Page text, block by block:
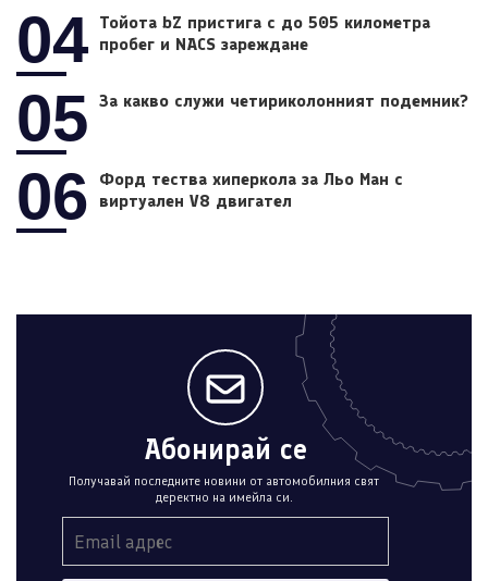
04 Тойота bZ пристига с до 505 километра
пробег и NACS зареждане
05 За какво служи четириколонният подемник?
06
Форд тества хиперкола за Льо Ман с
виртуален V8 двигател
Абонирай се
Получавай последните новини от автомобилния свят
деректно на имейла си.